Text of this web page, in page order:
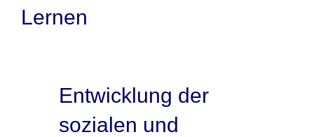
Lernen
Entwicklung der
sozialen und